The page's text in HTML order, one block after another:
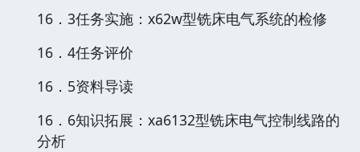
16．3任务实施：x62w型铣床电气系统的检修
16．4任务评价
16．5资料导读
16．6知识拓展：xa6132型铣床电气控制线路的
分析